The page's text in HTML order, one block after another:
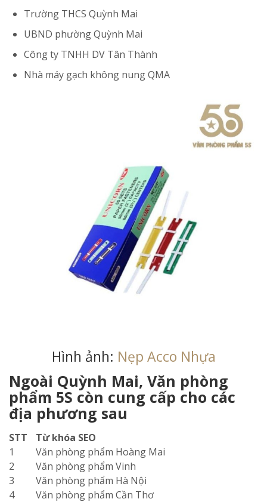
Trường THCS Quỳnh Mai
UBND phường Quỳnh Mai
Công ty TNHH DV Tân Thành
Nhà máy gạch không nung QMA
Hình ảnh: Nẹp Acco Nhựa
Ngoài Quỳnh Mai, Văn phòng
phẩm 5S còn cung cấp cho các
địa phương sau
STT
Từ khóa SEO
1
Văn phòng phẩm Hoàng Mai
2
Văn phòng phẩm Vinh
3
Văn phòng phẩm Hà Nội
4
Văn phòng phẩm Cần Thơ